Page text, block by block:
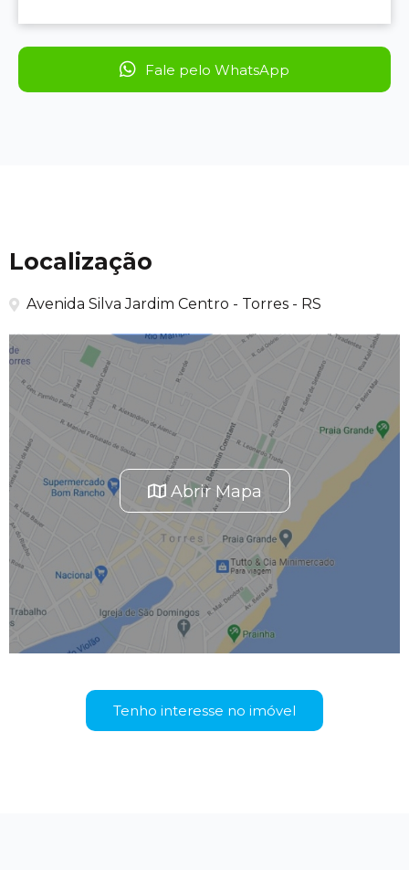
Fale pelo WhatsApp
Localização
Avenida Silva Jardim Centro - Torres - RS
Abrir Mapa
Tenho interesse no imóvel